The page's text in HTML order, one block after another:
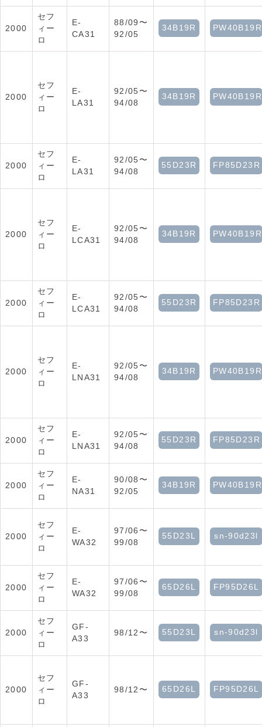
2000
セフ
ィー
ロ
E-
CA31
88/09〜
92/05
34B19R PW40B19R
2000
セフ
ィー
ロ
E-
LA31
92/05〜
94/08
34B19R PW40B19R
2000
セフ
ィー
ロ
E-
LA31
92/05〜
94/08
55D23R FP85D23R
2000
セフ
ィー
ロ
E-
LCA31
92/05〜
94/08
34B19R PW40B19R
2000
セフ
ィー
ロ
E-
LCA31
92/05〜
94/08
55D23R FP85D23R
2000
セフ
ィー
ロ
E-
LNA31
92/05〜
94/08
34B19R PW40B19R
2000
セフ
ィー
ロ
E-
LNA31
92/05〜
94/08
55D23R FP85D23R
2000
セフ
ィー
ロ
E-
NA31
90/08〜
92/05
34B19R PW40B19R
2000
セフ
ィー
ロ
E-
WA32
97/06〜
99/08
55D23L sn-90d23l
2000
セフ
ィー
ロ
E-
WA32
97/06〜
99/08
65D26L FP95D26L
2000
セフ
ィー
ロ
GF-
A33
98/12〜 55D23L sn-90d23l
2000
セフ
ィー
ロ
GF-
A33
98/12〜 65D26L FP95D26L